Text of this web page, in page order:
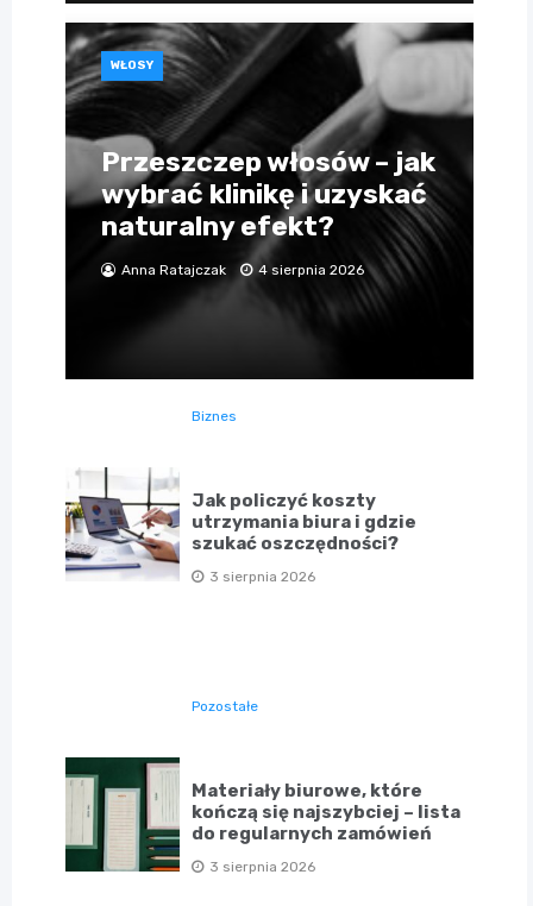
WŁOSY
Przeszczep włosów – jak
wybrać klinikę i uzyskać
naturalny efekt?
Anna Ratajczak 4 sierpnia 2026
Biznes
Jak policzyć koszty
utrzymania biura i gdzie
szukać oszczędności?
3 sierpnia 2026
Pozostałe
Materiały biurowe, które
kończą się najszybciej – lista
do regularnych zamówień
3 sierpnia 2026